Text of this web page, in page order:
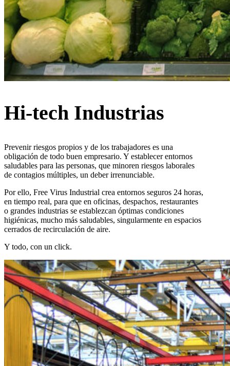
Hi-tech Industrias
Prevenir riesgos propios y de los trabajadores es una
obligación de todo buen empresario. Y establecer entornos
saludables para las personas, que minoren riesgos laborales
de contagios múltiples, un deber irrenunciable.
Por ello, Free Virus Industrial crea entornos seguros 24 horas,
en tiempo real, para que en oficinas, despachos, restaurantes
o grandes industrias se establezcan óptimas condiciones
higiénicas, mucho más saludables, singularmente en espacios
cerrados de recirculación de aire.
Y todo, con un click.